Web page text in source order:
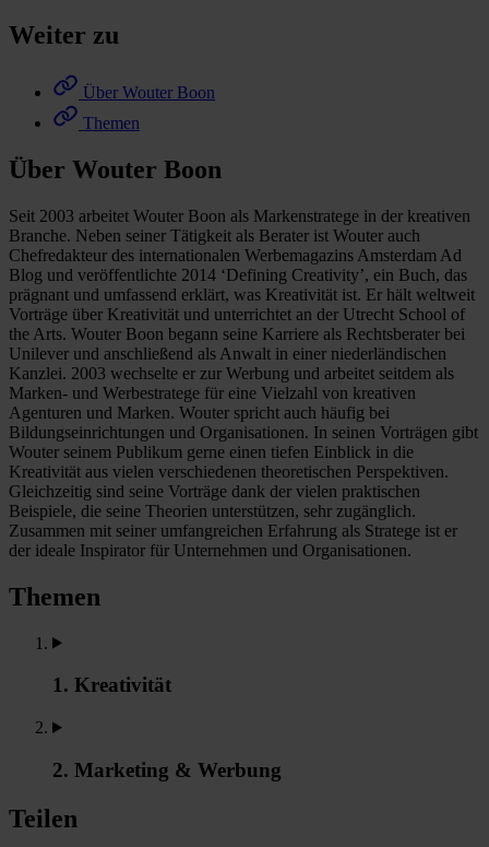
Weiter zu
Über Wouter Boon
Themen
Über Wouter Boon
Seit 2003 arbeitet Wouter Boon als Markenstratege in der kreativen
Branche. Neben seiner Tätigkeit als Berater ist Wouter auch
Chefredakteur des internationalen Werbemagazins Amsterdam Ad
Blog und veröffentlichte 2014 ‘Defining Creativity’, ein Buch, das
prägnant und umfassend erklärt, was Kreativität ist. Er hält weltweit
Vorträge über Kreativität und unterrichtet an der Utrecht School of
the Arts. Wouter Boon begann seine Karriere als Rechtsberater bei
Unilever und anschließend als Anwalt in einer niederländischen
Kanzlei. 2003 wechselte er zur Werbung und arbeitet seitdem als
Marken- und Werbestratege für eine Vielzahl von kreativen
Agenturen und Marken. Wouter spricht auch häufig bei
Bildungseinrichtungen und Organisationen. In seinen Vorträgen gibt
Wouter seinem Publikum gerne einen tiefen Einblick in die
Kreativität aus vielen verschiedenen theoretischen Perspektiven.
Gleichzeitig sind seine Vorträge dank der vielen praktischen
Beispiele, die seine Theorien unterstützen, sehr zugänglich.
Zusammen mit seiner umfangreichen Erfahrung als Stratege ist er
der ideale Inspirator für Unternehmen und Organisationen.
Themen
1. Kreativität
2. Marketing & Werbung
Teilen